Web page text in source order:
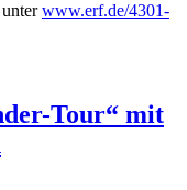
www.erf.de/4301-
Tour“ mit